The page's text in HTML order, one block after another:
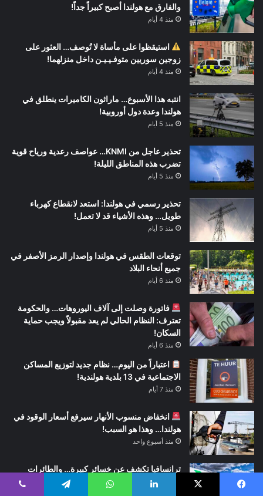
والفارق مع هولندا أصبح كبيراً جداً!
منذ 4 أيام
استيقظوا على مأساة لا تُوصف… العثور على
زوجين سوريين متوفـيـيـن داخل منزلهما!
منذ 4 أيام
انتبه هذا الأسبوع… ماراثون الكاميرات ينطلق في
هولندا وعدة دول أوروبية!
منذ 5 أيام
تحذير عاجل من KNMI… عواصف رعدية ورياح قوية
تضرب هذه المناطق الليلة!
منذ 5 أيام
تحذير رسمي في هولندا: استعد لانقطاع كهرباء
طويل… وهذه الأشياء قد لا تعمل!
منذ 5 أيام
توقعات الطقس في هولندا وإصدار الرمز الأصفر في
جميع أنحاء البلاد
منذ 6 أيام
فاتورة وصلت إلى آلاف اليوروهات… والحكومة
تعترف: النظام الحالي لم يعد مقبولاً ويجب حماية
السكان!
منذ 6 أيام
اعتباراً من اليوم… نظام جديد لتوزيع المساكن
الاجتماعية في 13 بلدية هولندية!
منذ 7 أيام
انخفاض منسوب الأنهار سيرفع أسعار الوقود في
هولندا… وهذا هو السبب!
منذ أسبوع واحد
ترانسافيا تكشف عن خسائر كبيرة… والطائرات
الجديدة أصبحت جزءاً من المشكلة!